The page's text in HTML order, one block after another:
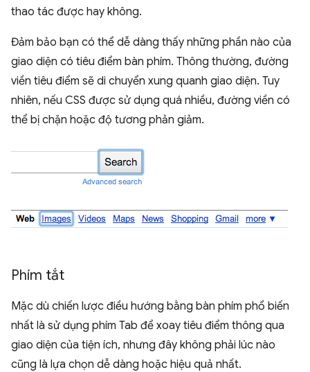
thao tác được hay không.
Đảm bảo bạn có thể dễ dàng thấy những phần nào của
giao diện có tiêu điểm bàn phím. Thông thường, đường
viền tiêu điểm sẽ di chuyển xung quanh giao diện. Tuy
nhiên, nếu CSS được sử dụng quá nhiều, đường viền có
thể bị chặn hoặc độ tương phản giảm.
Phím tắt
Mặc dù chiến lược điều hướng bằng bàn phím phổ biến
nhất là sử dụng phím Tab để xoay tiêu điểm thông qua
giao diện của tiện ích, nhưng đây không phải lúc nào
cũng là lựa chọn dễ dàng hoặc hiệu quả nhất.